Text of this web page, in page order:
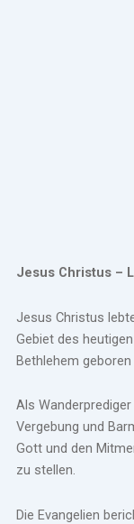
Jesus Christus –
Jesus Christus
Gebiet des
Bethlehem
Als
Vergebung und
Gott und den
zu stellen.
Die Evangelien